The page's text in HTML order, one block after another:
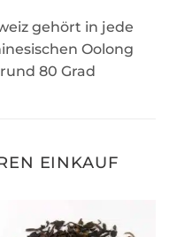
gehört in jede
Oolong
80 Grad
EINKAUF